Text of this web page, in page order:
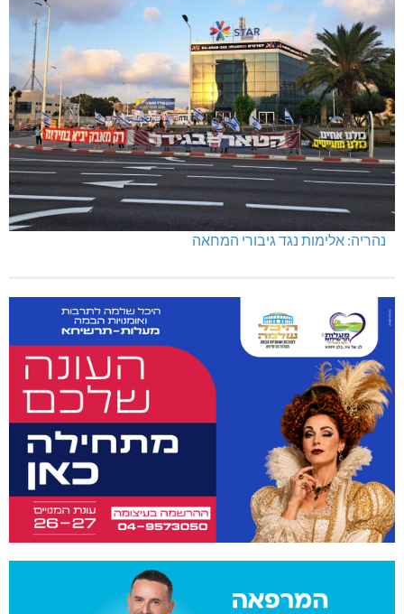
נהריה: אלימות נגד גיבורי המחאה